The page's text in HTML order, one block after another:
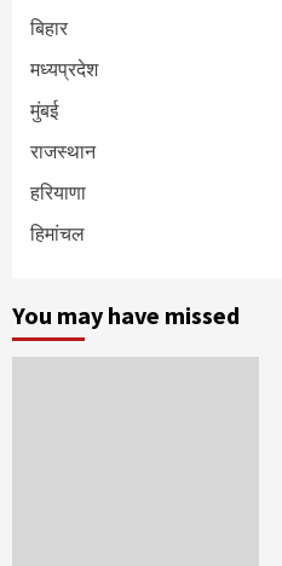
बिहार
मध्यप्रदेश
मुंबई
राजस्थान
हरियाणा
हिमांचल
You may have missed